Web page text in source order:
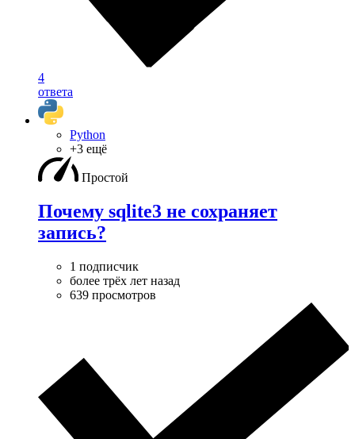
4
ответа
Python
+3 ещё
Простой
Почему sqlite3 не сохраняет
запись?
1 подписчик
более трёх лет назад
639 просмотров